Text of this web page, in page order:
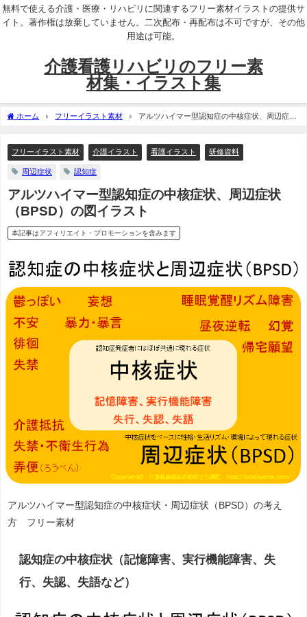
無料で使える介護・医療・リハビリに関連するフリー素材イラストの提供サ
イト。著作権は放棄していません。二次配布・再配布は不可ですが、その他
用途は可能。
介護看護リハビリのフリー素
材集・イラスト集
ホーム フリーイラスト素材
アルツハイマー型認知症の中核症状、周辺症状
フリーイラスト素材 介護イラスト 看護イラスト 研修資料
周辺症状 認知症
アルツハイマー型認知症の中核症状、周辺症状
（BPSD）の図イラスト
本記事はアフィリエイト・プロモーションを含みます
アルツハイマー型認知症の中核症状・ 周辺症状（BPSD）の考え
方 フリー素材
認知症の中核症状（記憶障害、実行機能障害、失
行、失認、失語など）